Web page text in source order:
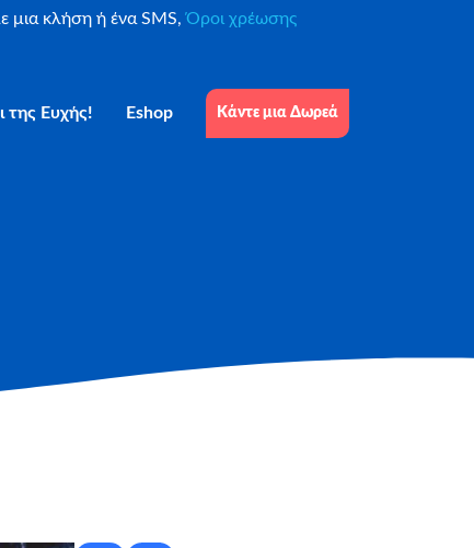
μια κλήση ή ένα SMS,Όροι χρέωσης
της Ευχής! Eshop Κάντε μια Δωρεά